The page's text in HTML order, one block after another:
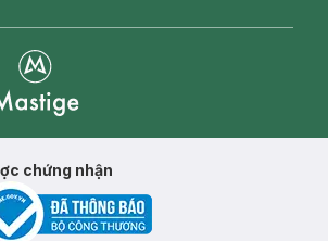
chứng nhận